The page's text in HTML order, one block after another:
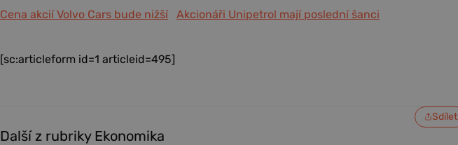
Cena akcií Volvo Cars bude nižší Akcionáři Unipetrol mají poslední šanci
[sc:articleform id=1 articleid=495]
Sdílet
Další z rubriky Ekonomika